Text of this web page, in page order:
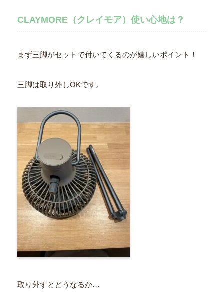
CLAYMORE（クレイモア）使い心地は？
まず三脚がセットで付いてくるのが嬉しいポイント！
三脚は取り外しOKです。
取り外すとどうなるか…